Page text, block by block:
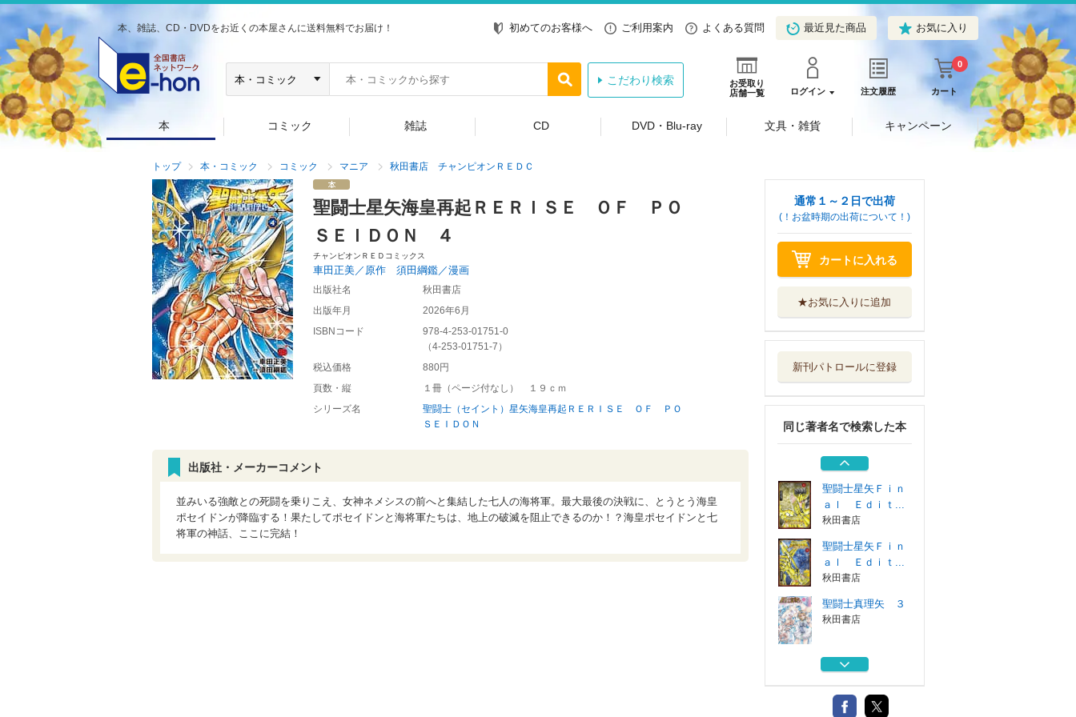
本、雑誌、CD・DVDをお近くの本屋さんに送料無料でお届け！ 初めてのお客様へ ご利用案内 よくある質問 最近見た商品 お気に入り
お受取り
店舗一覧
ログイン 注文履歴 カート
0
こだわり検索
本 コミック 雑誌 CD DVD・Blu-ray 文具・雑貨 キャンペーン
トップ 本・コミック コミック マニア 秋田書店 チャンピオンＲＥＤＣ
聖闘士星矢海皇再起ＲＥＲＩＳＥ ＯＦ ＰＯ
ＳＥＩＤＯＮ ４
チャンピオンＲＥＤコミックス
車田正美／原作 須田綱鑑／漫画
出版社名
秋田書店
出版年月
2026年6月
ISBNコード
978-4-253-01751-0
（4-253-01751-7 ）
税込価格
880円
頁数・縦
１冊（ページ付なし） １９ｃｍ
シリーズ名
聖闘士（セイント）星矢海皇再起ＲＥＲＩＳＥ ＯＦ ＰＯ
ＳＥＩＤＯＮ
出版社・メーカーコメント
並みいる強敵との死闘を乗りこえ、女神ネメシスの前へと集結した七人の海将軍。最大最後の決戦に、とうとう海皇
ポセイドンが降臨する！果たしてポセイドンと海将軍たちは、地上の破滅を阻止できるのか！？海皇ポセイドンと七
将軍の神話、ここに完結！
通常１～２日で出荷
(！お盆時期の出荷について！)
カートに入れる
★お気に入りに追加
新刊パトロールに登録
同じ著者名で検索した本
聖闘士星矢Ｆｉｎ
ａｌ Ｅｄｉｔ...
聖闘士真理矢 ３
聖闘士星矢セイン
ティア翔ｍｅｍ...
秋田書店
聖闘士星矢Ｆｉｎ
ａｌ Ｅｄｉｔ...
秋田書店
聖闘士星矢Ｆｉｎ
ａｌ Ｅｄｉｔ...
秋田書店
聖闘士真理矢 ３
秋田書店
聖闘士星矢セイン
秋田書店